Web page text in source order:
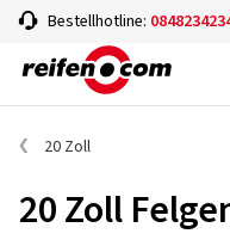
Bestellhotline:
20 Zoll
20 Zoll